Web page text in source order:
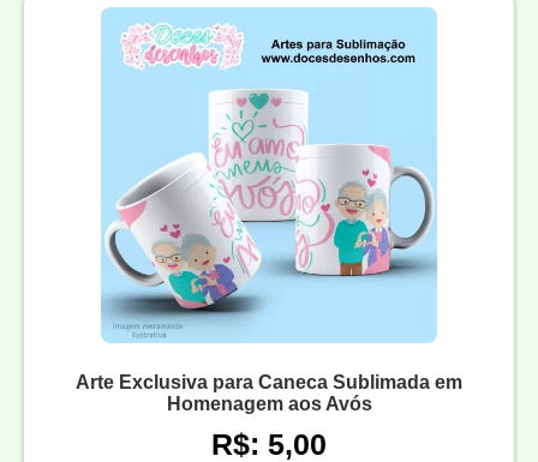
Arte Exclusiva para Caneca Sublimada em
Homenagem aos Avós
R$: 5,00